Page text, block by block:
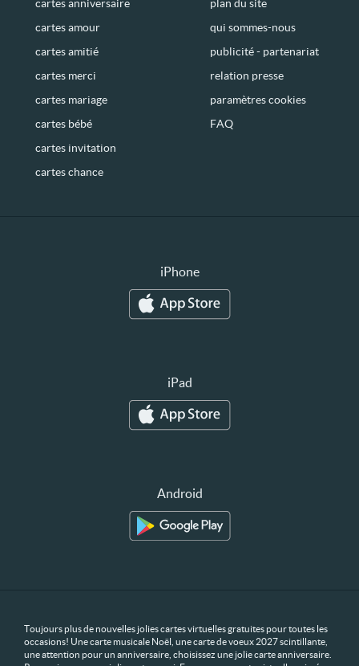
cartes anniversaire
cartes amour
cartes amitié
cartes merci
cartes mariage
cartes bébé
cartes invitation
cartes chance
plan du site
qui sommes-nous
publicité - partenariat
relation presse
paramètres cookies
FAQ
iPhone
iPad
Android
Toujours plus de nouvelles jolies cartes virtuelles gratuites pour toutes les
occasions! Une carte musicale Noël, une carte de voeux 2027 scintillante,
une attention pour un anniversaire, choisissez une jolie carte anniversaire.